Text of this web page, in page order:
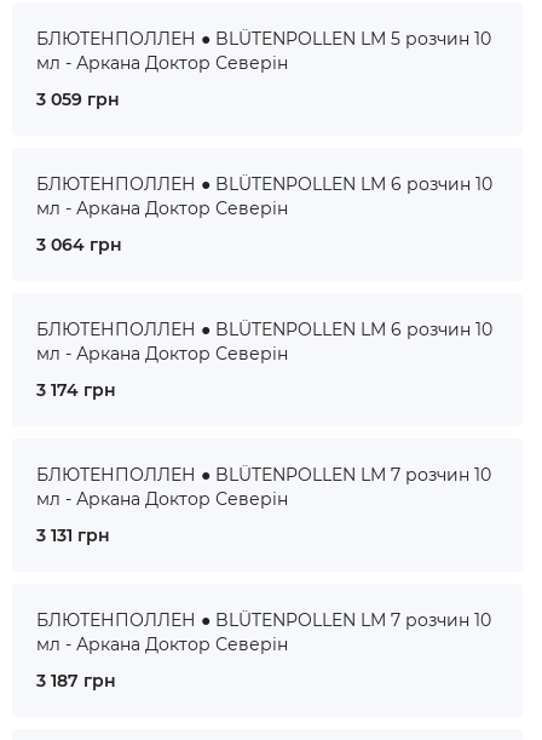
БЛЮТЕНПОЛЛЕН ● BLÜTENPOLLEN LM 5 розчин 10
мл - Аркана Доктор Северін
3 059 грн
БЛЮТЕНПОЛЛЕН ● BLÜTENPOLLEN LM 6 розчин 10
мл - Аркана Доктор Северін
3 064 грн
БЛЮТЕНПОЛЛЕН ● BLÜTENPOLLEN LM 6 розчин 10
мл - Аркана Доктор Северін
3 174 грн
БЛЮТЕНПОЛЛЕН ● BLÜTENPOLLEN LM 7 розчин 10
мл - Аркана Доктор Северін
3 131 грн
БЛЮТЕНПОЛЛЕН ● BLÜTENPOLLEN LM 7 розчин 10
мл - Аркана Доктор Северін
3 187 грн